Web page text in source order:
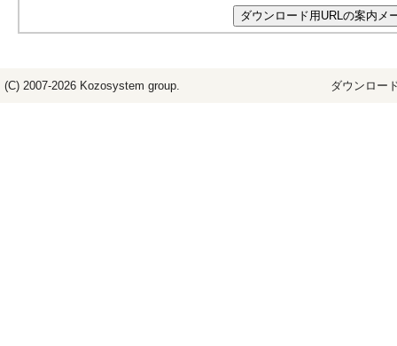
(C) 2007-2026 Kozosystem group. ダウンロー